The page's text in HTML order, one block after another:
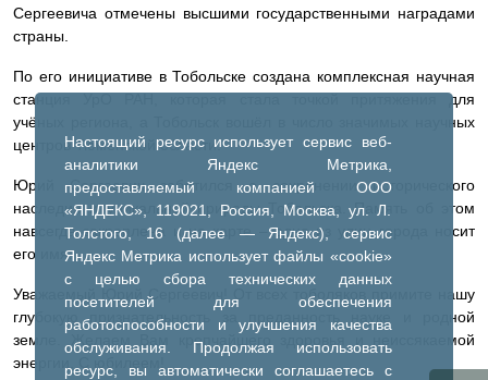
Настоящий ресурс использует сервис веб-
аналитики Яндекс Метрика,
предоставляемый компанией ООО
«ЯНДЕКС», 119021, Россия, Москва, ул. Л.
Толстого, 16 (далее — Яндекс), сервис
Яндекс Метрика использует файлы «cookie»
с целью сбора технических данных
посетителей для обеспечения
работоспособности и улучшения качества
обслуживания. Продолжая использовать
ресурс, вы автоматически соглашаетесь с
Сергеевича отмечены высшими государственными наградами
страны.
По его инициативе в Тобольске создана комплексная научная
станция УрО РАН, которая стала точкой притяжения для
учёных региона, а Тобольск вошёл в число значимых научных
центров Тюменской области.
Юрий Сергеевич заботился о сохранении исторического
наследия и уникальной природы Тобольска. Память об этом
навсегда закреплена и на карте – одна из улиц города носит
его имя.
Уважаемый Юрий Сергеевич! От всех тоболяков примите нашу
глубокую признательность за преданность науке и родной
земле. Желаем Вам крепчайшего здоровья и неиссякаемой
энергии. С юбилеем!